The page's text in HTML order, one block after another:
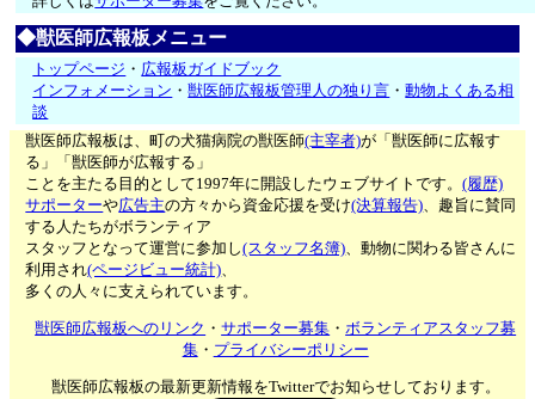
◆獣医師広報板メニュー
トップページ ・ 広報板ガイドブック
インフォメーション ・獣医師広報板管理人の独り言 ・動物よくある相
談
獣医師広報板は、町の犬猫病院の獣医師(主宰者)が「獣医師に広報す
る」「獣医師が広報する」
ことを主たる目的として1997年に開設したウェブサイトです。(履歴)
サポーターや広告主の方々から資金応援を受け(決算報告)、趣旨に賛同
する人たちがボランティア
スタッフとなって運営に参加し(スタッフ名簿)、動物に関わる皆さんに
利用され(ページビュー統計)、
多くの人々に支えられています。
獣医師広報板へのリンク ・サポーター募集 ・ボランティアスタッフ募
集・ プライバシーポリシー
獣医師広報板の最新更新情報をTwitterでお知らせしております。